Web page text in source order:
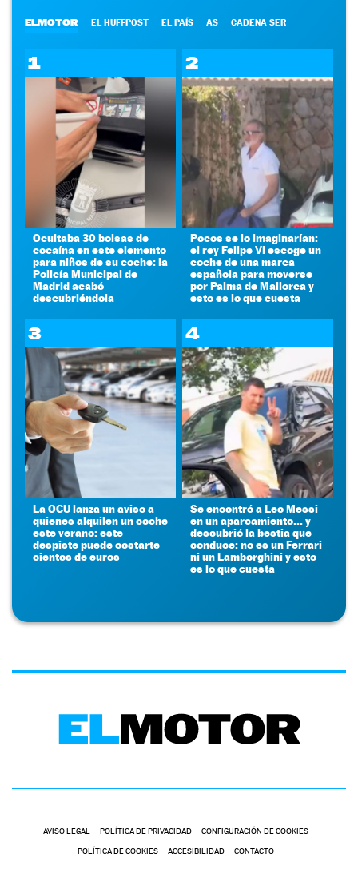
ELMOTOR EL HUFFPOST EL PAÍS AS CADENA SER
1
Ocultaba 30 bolsas de
cocaína en este elemento
para niños de su coche: la
Policía Municipal de
Madrid acabó
descubriéndola
2
Pocos se lo imaginarían:
el rey Felipe VI escoge un
coche de una marca
española para moverse
por Palma de Mallorca y
esto es lo que cuesta
3
La OCU lanza un aviso a
quienes alquilen un coche
este verano: este
despiste puede costarte
cientos de euros
4
Se encontró a Leo Messi
en un aparcamiento... y
descubrió la bestia que
conduce: no es un Ferrari
ni un Lamborghini y esto
es lo que cuesta
AVISO LEGAL POLÍTICA DE PRIVACIDAD CONFIGURACIÓN DE COOKIES
POLÍTICA DE COOKIES ACCESIBILIDAD CONTACTO